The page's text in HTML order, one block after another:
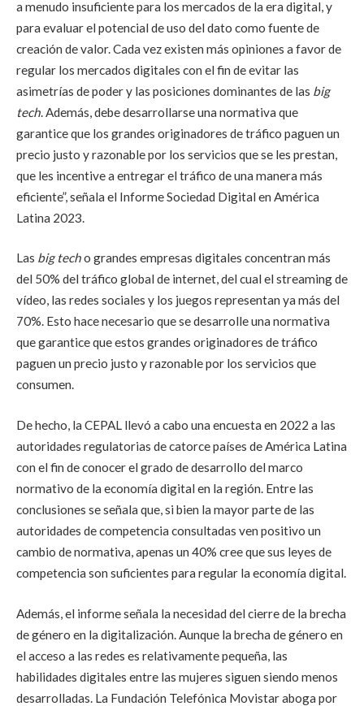
a menudo insuficiente para los mercados de la era digital, y
para evaluar el potencial de uso del dato como fuente de
creación de valor. Cada vez existen más opiniones a favor de
regular los mercados digitales con el fin de evitar las
asimetrías de poder y las posiciones dominantes de las big
tech. Además, debe desarrollarse una normativa que
garantice que los grandes originadores de tráfico paguen un
precio justo y razonable por los servicios que se les prestan,
que les incentive a entregar el tráfico de una manera más
eficiente”, señala el Informe Sociedad Digital en América
Latina 2023.
Las big techo grandes empresas digitales concentran más
del 50% del tráfico global de internet, del cual el streaming de
vídeo, las redes sociales y los juegos representan ya más del
70%. Esto hace necesario que se desarrolle una normativa
que garantice que estos grandes originadores de tráfico
paguen un precio justo y razonable por los servicios que
consumen.
De hecho, la CEPAL llevó a cabo una encuesta en 2022 a las
autoridades regulatorias de catorce países de América Latina
con el fin de conocer el grado de desarrollo del marco
normativo de la economía digital en la región. Entre las
conclusiones se señala que, si bien la mayor parte de las
autoridades de competencia consultadas ven positivo un
cambio de normativa, apenas un 40% cree que sus leyes de
competencia son suficientes para regular la economía digital.
Además, el informe señala la necesidad del cierre de la brecha
de género en la digitalización. Aunque la brecha de género en
el acceso a las redes es relativamente pequeña, las
habilidades digitales entre las mujeres siguen siendo menos
desarrolladas. La Fundación Telefónica Movistar aboga por